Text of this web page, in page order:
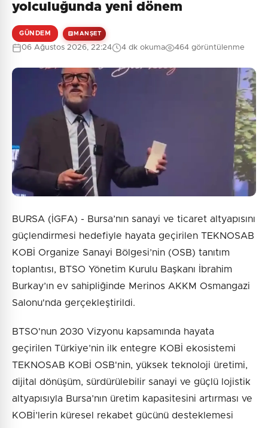
yolculuğunda yeni dönem
GÜNDEM MANŞET
06 Ağustos 2026, 22:24 4 dk okuma 464 görüntülenme
BURSA (İGFA) - Bursa’nın sanayi ve ticaret altyapısını
güçlendirmesi hedefiyle hayata geçirilen TEKNOSAB
KOBİ Organize Sanayi Bölgesi’nin (OSB) tanıtım
toplantısı, BTSO Yönetim Kurulu Başkanı İbrahim
Burkay’ın ev sahipliğinde Merinos AKKM Osmangazi
Salonu'nda gerçekleştirildi.
BTSO'nun 2030 Vizyonu kapsamında hayata
geçirilen Türkiye’nin ilk entegre KOBİ ekosistemi
TEKNOSAB KOBİ OSB'nin, yüksek teknoloji üretimi,
dijital dönüşüm, sürdürülebilir sanayi ve güçlü lojistik
altyapısıyla Bursa’nın üretim kapasitesini artırması ve
KOBİ’lerin küresel rekabet gücünü desteklemesi